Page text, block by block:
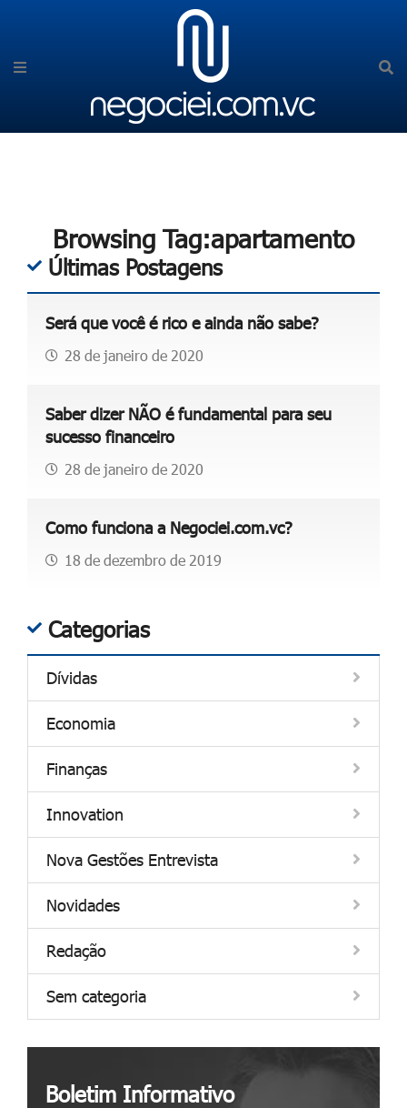
Browsing Tag:apartamento
Últimas Postagens
Será que você é rico e ainda não sabe?
28 de janeiro de 2020
Saber dizer NÃO é fundamental para seu
sucesso financeiro
28 de janeiro de 2020
Como funciona a Negociei.com.vc?
18 de dezembro de 2019
Categorias
Dívidas
Economia
Finanças
Innovation
Nova Gestões Entrevista
Novidades
Redação
Sem categoria
Boletim Informativo